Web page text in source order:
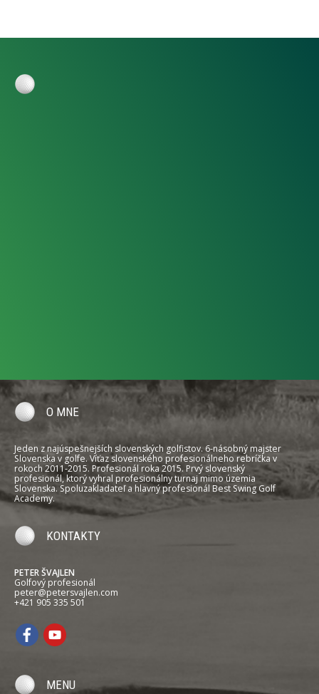
O MNE
Jeden z najúspešnejších slovenských golfistov. 6-násobný majster
Slovenska v golfe. Víťaz slovenského profesionálneho rebríčka v
rokoch 2011-2015. Profesionál roka 2015. Prvý slovenský
profesionál, ktorý vyhral profesionálny turnaj mimo územia
Slovenska. Spoluzakladateľ a hlavný profesionál Best Swing Golf
Academy.
KONTAKTY
PETER ŠVAJLEN
Golfový profesionál
peter@petersvajlen.com
+421 905 335 501
MENU